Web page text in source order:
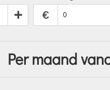
+ €
Per maand